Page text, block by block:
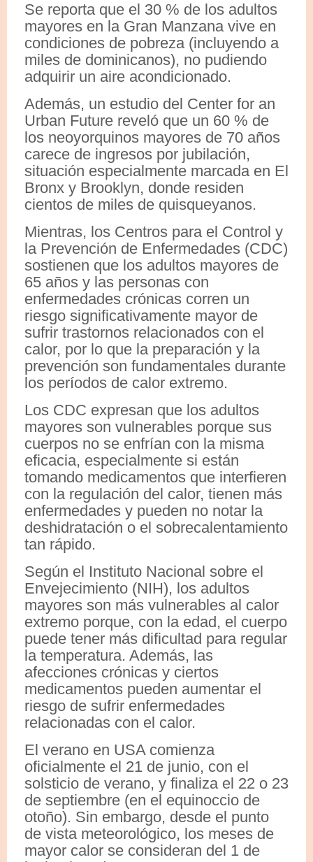
Se reporta que el 30 % de los adultos
mayores en la Gran Manzana vive en
condiciones de pobreza (incluyendo a
miles de dominicanos), no pudiendo
adquirir un aire acondicionado.
Además, un estudio del Center for an
Urban Future reveló que un 60 % de
los neoyorquinos mayores de 70 años
carece de ingresos por jubilación,
situación especialmente marcada en El
Bronx y Brooklyn, donde residen
cientos de miles de quisqueyanos.
Mientras, los Centros para el Control y
la Prevención de Enfermedades (CDC)
sostienen que los adultos mayores de
65 años y las personas con
enfermedades crónicas corren un
riesgo significativamente mayor de
sufrir trastornos relacionados con el
calor, por lo que la preparación y la
prevención son fundamentales durante
los períodos de calor extremo.
Los CDC expresan que los adultos
mayores son vulnerables porque sus
cuerpos no se enfrían con la misma
eficacia, especialmente si están
tomando medicamentos que interfieren
con la regulación del calor, tienen más
enfermedades y pueden no notar la
deshidratación o el sobrecalentamiento
tan rápido.
Según el Instituto Nacional sobre el
Envejecimiento (NIH), los adultos
mayores son más vulnerables al calor
extremo porque, con la edad, el cuerpo
puede tener más dificultad para regular
la temperatura. Además, las
afecciones crónicas y ciertos
medicamentos pueden aumentar el
riesgo de sufrir enfermedades
relacionadas con el calor.
El verano en USA comienza
oficialmente el 21 de junio, con el
solsticio de verano, y finaliza el 22 o 23
de septiembre (en el equinoccio de
otoño). Sin embargo, desde el punto
de vista meteorológico, los meses de
mayor calor se consideran del 1 de